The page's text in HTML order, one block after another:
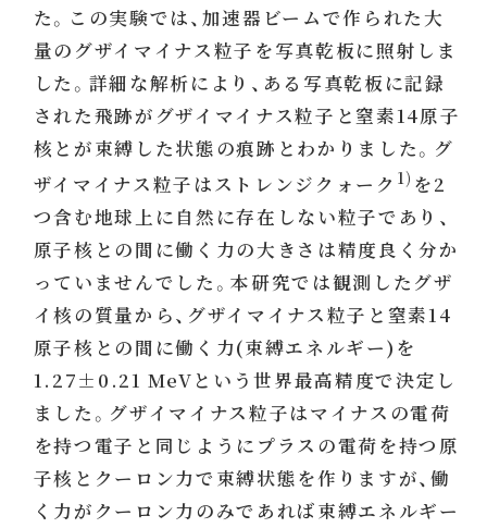
た。この実験では、加速器ビームで作られた大
量のグザイマイナス粒子を写真乾板に照射しま
した。詳細な解析により、ある写真乾板に記録
された飛跡がグザイマイナス粒子と窒素14原子
核とが束縛した状態の痕跡とわかりました。グ
ザイマイナス粒子はストレンジクォーク 1) を2
つ含む地球上に自然に存在しない粒子であり、
原子核との間に働く力の大きさは精度良く分か
っていませんでした。本研究では観測したグザ
イ核の質量から、グザイマイナス粒子と窒素14
原子核との間に働く力(束縛エネルギー)を
1.27±0.21 MeVという世界最高精度で決定し
ました。グザイマイナス粒子はマイナスの電荷
を持つ電子と同じようにプラスの電荷を持つ原
子核とクーロン力で束縛状態を作りますが、働
く力がクーロン力のみであれば束縛エネルギー